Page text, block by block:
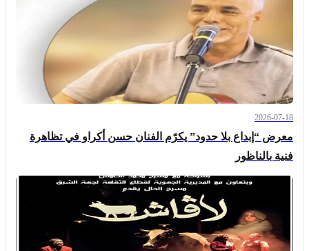
2026-07-18
معرض “إبداع بلا حدود” يكرّم الفنان حسن أكراو في تظاهرة
فنية بالناظور